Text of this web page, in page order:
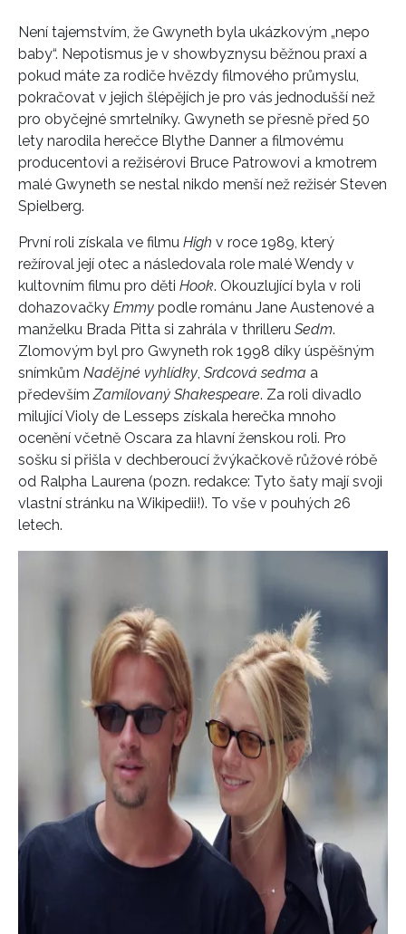
Není tajemstvím, že Gwyneth byla ukázkovým „nepo
baby“. Nepotismus je v showbyznysu běžnou praxí a
pokud máte za rodiče hvězdy filmového průmyslu,
pokračovat v jejich šlépějích je pro vás jednodušší než
pro obyčejné smrtelníky. Gwyneth se přesně před 50
lety narodila herečce Blythe Danner a filmovému
producentovi a režisérovi Bruce Patrowovi a kmotrem
malé Gwyneth se nestal nikdo menší než režisér Steven
Spielberg.
První roli získala ve filmu High v roce 1989, který
režíroval její otec a následovala role malé Wendy v
kultovním filmu pro děti Hook. Okouzlující byla v roli
dohazovačky Emmy podle románu Jane Austenové a
manželku Brada Pitta si zahrála v thrilleru Sedm.
Zlomovým byl pro Gwyneth rok 1998 díky úspěšným
snímkům Nadějné vyhlídky Srdcová sedma a
především Zamilovaný Shakespeare. Za roli divadlo
milující Violy de Lesseps získala herečka mnoho
ocenění včetně Oscara za hlavní ženskou roli. Pro
sošku si přišla v dechberoucí žvýkačkově růžové róbě
od Ralpha Laurena (pozn. redakce: Tyto šaty mají svoji
vlastní stránku na Wikipedii!). To vše v pouhých 26
letech.